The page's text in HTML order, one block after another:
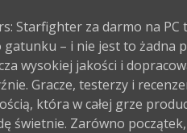
Starfighter za darmo na
gatunku – i nie jest to żadna
wysokiej jakości i
Gracze, testerzy i
która w całej grze
świetnie. Zarówno